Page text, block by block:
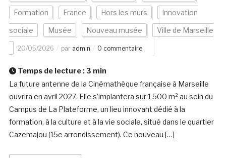
Formation France Hors les murs Innovation
sociale Musée Nouveau musée Ville de Marseille
20/05/2026 par admin 0 commentaire
Temps de lecture : 3 min
La future antenne de la Cinémathèque française à Marseille
ouvrira en avril 2027. Elle s’implantera sur 1 500 m² au sein du
Campus de La Plateforme, un lieu innovant dédié à la
formation, à la culture et à la vie sociale, situé dans le quartier
Cazemajou (15e arrondissement). Ce nouveau […]